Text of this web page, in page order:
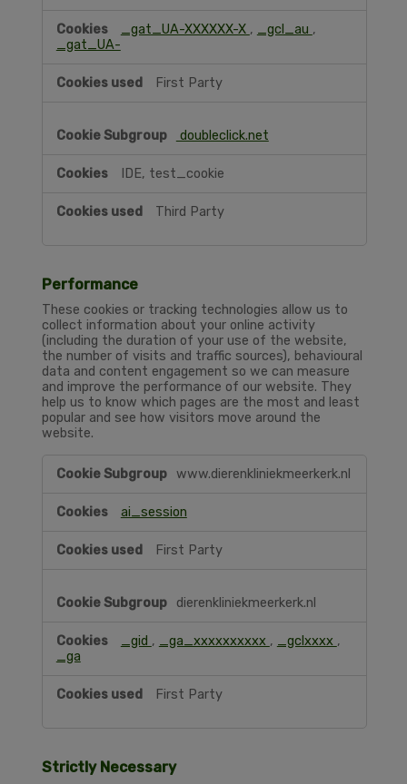
_gat_UA-XXXXXX-X , _gcl_au ,
_gat_UA-
First Party
doubleclick.net
IDE, test_cookie
Third Party
Performance
These cookies or tracking technologies allow us to
collect information about your online activity
(including the duration of your use of the website,
the number of visits and traffic sources), behavioural
data and content engagement so we can measure
and improve the performance of our website. They
help us to know which pages are the most and least
popular and see how visitors move around the
website.
www.dierenkliniekmeerkerk.nl
ai_session
First Party
dierenkliniekmeerkerk.nl
_gid , _ga_xxxxxxxxxx , _gclxxxx ,
_ga
First Party
Strictly Necessary